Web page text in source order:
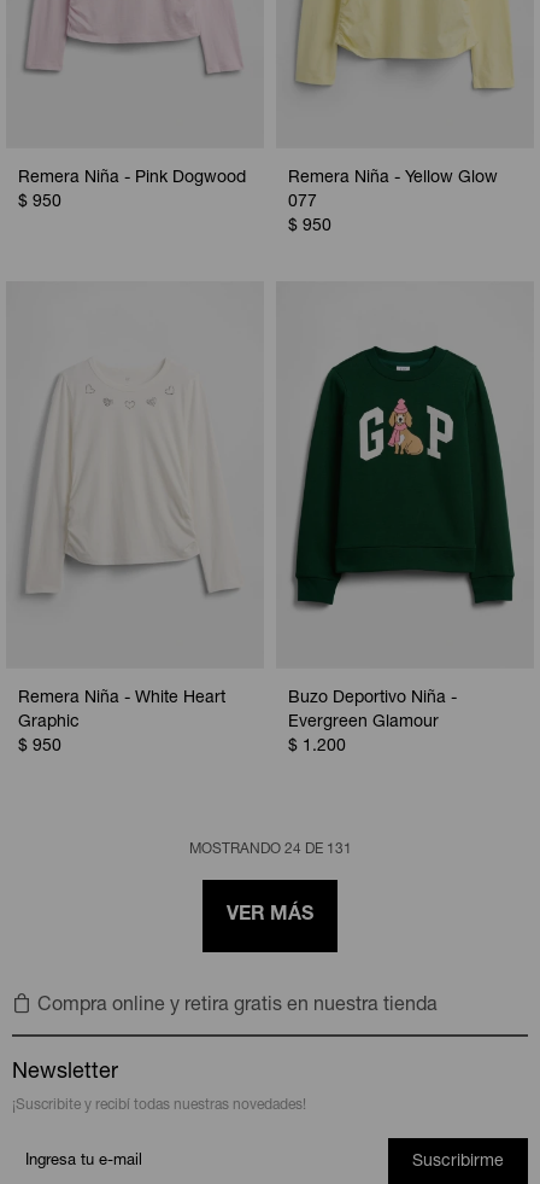
Remera Niña - Pink Dogwood
$ 950
Remera Niña - Yellow Glow
077
$ 950
Remera Niña - White Heart
Graphic
$ 950
Buzo Deportivo Niña -
Evergreen Glamour
$ 1.200
MOSTRANDO 24 DE 131
VER MÁS
Compra online y retira gratis en nuestra tienda
Newsletter
¡Suscribite y recibí todas nuestras novedades!
Suscribirme